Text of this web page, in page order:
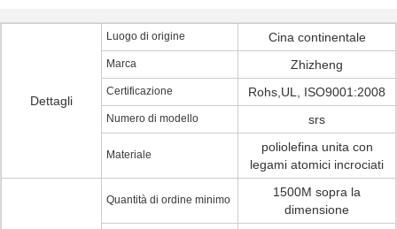
Dettagli
Luogo di origine Cina continentale
Marca Zhizheng
Certificazione Rohs,UL, ISO9001:2008
Numero di modello srs
Materiale
poliolefina unita con
legami atomici incrociati
Quantità di ordine minimo
1500M sopra la
dimensione